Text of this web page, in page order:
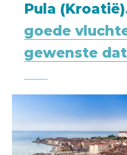
Pula
goede
gewenste